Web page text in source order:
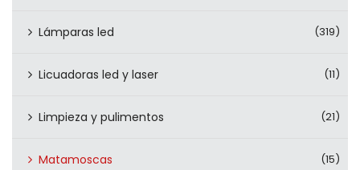
Lámparas led (319)
Licuadoras led y laser (11)
Limpieza y pulimentos (21)
Matamoscas (15)